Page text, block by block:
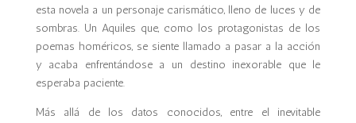
esta novela a un personaje carismático, lleno de luces y de
sombras. Un Aquiles que, como los protagonistas de los
poemas homéricos, se siente llamado a pasar a la acción
y acaba enfrentándose a un destino inexorable que le
esperaba paciente.
Más allá de los datos conocidos, entre el inevitable